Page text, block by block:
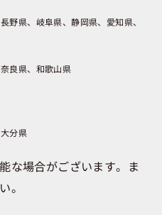
長野県 岐阜県 静岡県
愛知県
奈良県 和歌山県
大分県
な場合がございます。ま
。